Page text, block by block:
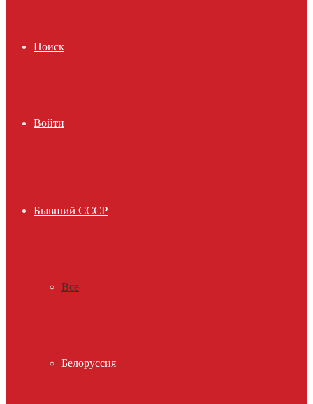
Поиск
Войти
Бывший СССР
Все
Белоруссия